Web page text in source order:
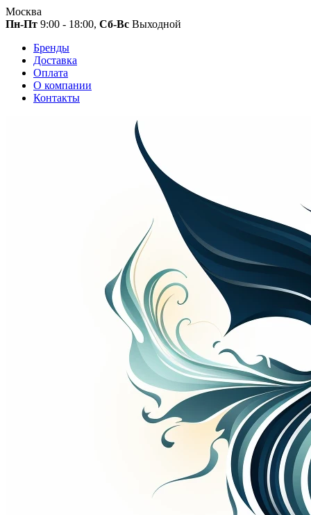
Москва
Пн-Пт 9:00 - 18:00, Сб-Вс Выходной
Бренды
Доставка
Оплата
О компании
Контакты